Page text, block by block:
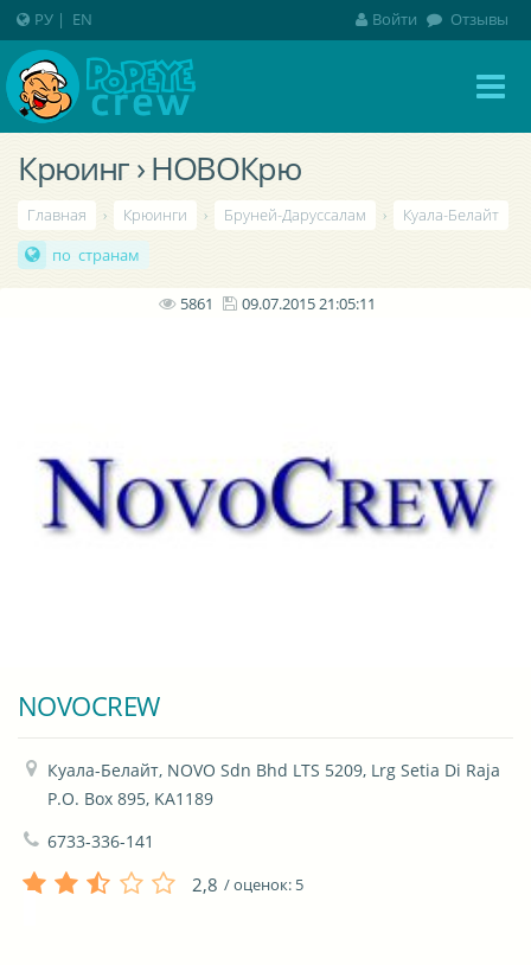
Крюинг › НОВОКрю
Главная › Крюинги › Бруней-Даруссалам ›
Куала-Белайт
по странам
5861 09.07.2015 21:05:11
NOVOCREW
Куала-Белайт, NOVO Sdn Bhd LTS 5209, Lrg Setia Di Raja
P.O. Box 895, KA1189
6733-336-141
2,8 / оценок: 5
РУ | EN Войти Отзывы